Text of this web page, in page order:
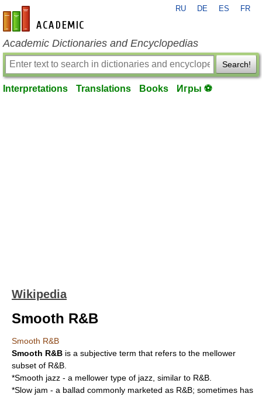
en-academic.com
RU DE ES FR
Academic Dictionaries and Encyclopedias
Search!
Interpretations Translations Books Игры ⚽
Wikipedia
Smooth R&B
Smooth R&B
Smooth R&B is a subjective term that refers to the mellower
subset of R&B.
*Smooth jazz - a mellower type of jazz, similar to R&B.
*Slow jam - a ballad commonly marketed as R&B; sometimes has